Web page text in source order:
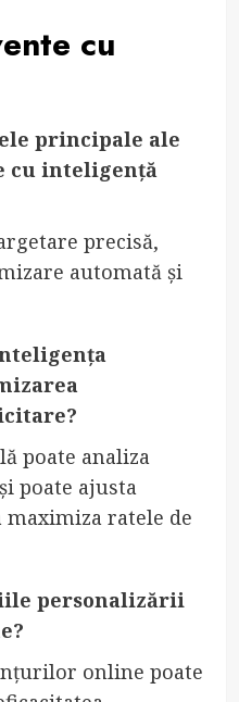
cu
principale ale
cu inteligență
precisă,
automată și
poate analiza
poate ajusta
ratele de
personalizării
online poate